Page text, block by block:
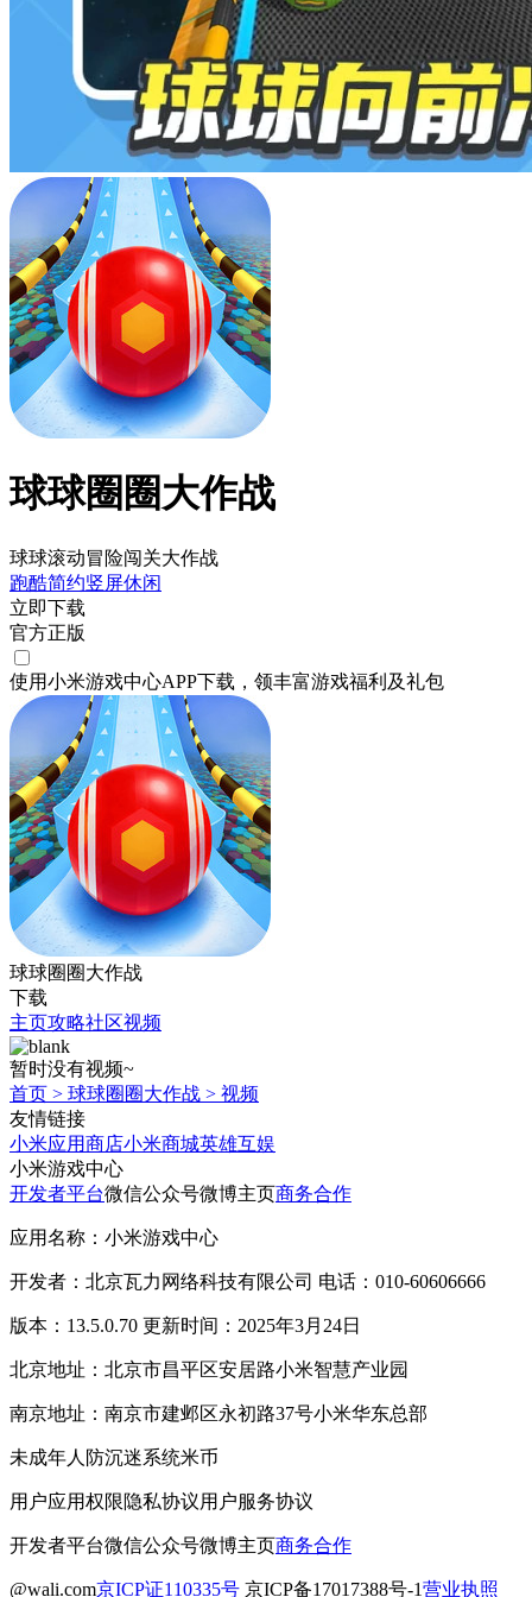
球球圈圈大作战
球球滚动冒险闯关大作战
跑酷简约竖屏休闲
立即下载
官方正版
使用小米游戏中心APP下载 ，领丰富游戏福利 及礼包
球球圈圈大作战
下载
主页攻略社区视频
暂时没有视频~
首页 > 球球圈圈大作战 > 视频
友情链接
小米应用商店小米商城英雄互娱
小米游戏中心
开发者平台微信公众号微博主页商务合作
应用名称：小米游戏中心
开发者：北京瓦力网络科技有限公司 电话：010-60606666
版本：13.5.0.70 更新时间：2025年3月24日
北京地址：北京市昌平区安居路小米智慧产业园
南京地址：南京市建邺区永初路37号小米华东总部
未成年人防沉迷系统米币
用户应用权限隐私协议用户服务协议
开发者平台微信公众号微博主页商务合作
@wali.com京ICP证110335号 京ICP备17017388号-1营业执照